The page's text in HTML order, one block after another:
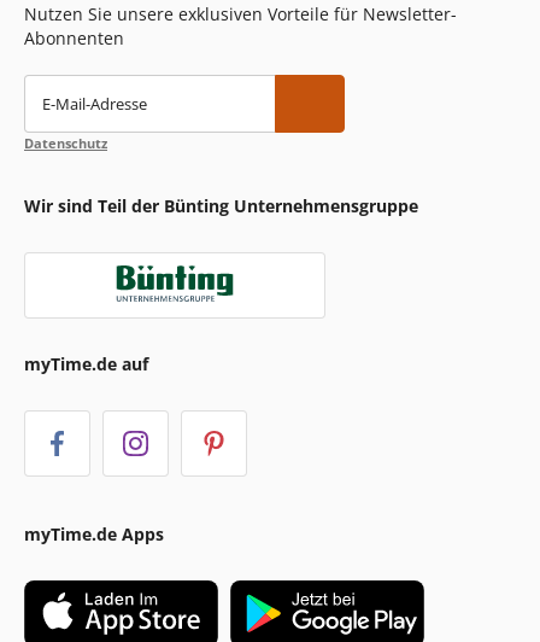
Nutzen Sie unsere exklusiven Vorteile für Newsletter-
Abonnenten
E-Mail-Adresse
Datenschutz
Wir sind Teil der Bünting Unternehmensgruppe
myTime.de auf
myTime.de Apps